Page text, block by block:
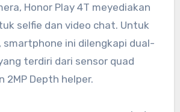
Honor Play 4T meyediakan
selfie dan video chat. Untuk
smartphone ini dilengkapi dual-
terdiri dari sensor quad
2MP Depth helper.